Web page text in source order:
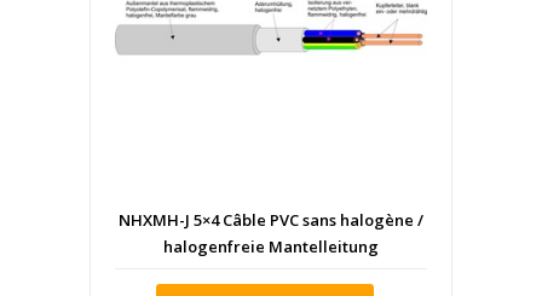
NHXMH-J 5×4 Câble PVC sans halogène /
halogenfreie Mantelleitung